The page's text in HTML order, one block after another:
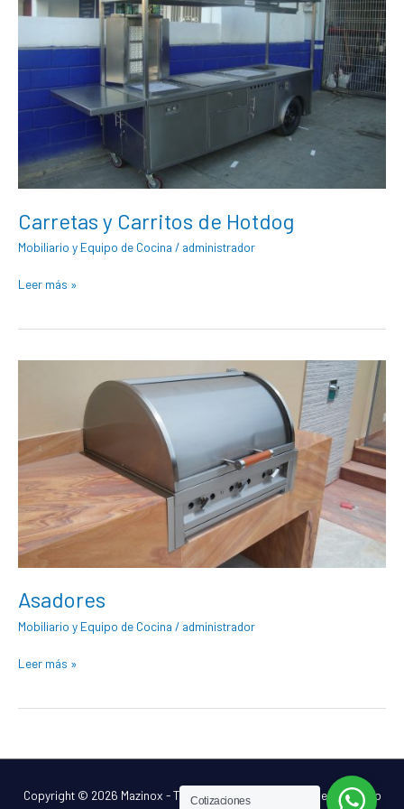
Carretas y Carritos de Hotdog
Mobiliario y Equipo de Cocina / administrador
Leer más »
Asadores
Mobiliario y Equipo de Cocina / administrador
Leer más »
Copyright © 2026 Mazinox - Todo en Acero Inoxidable | Desarrollado
Cotizaciones